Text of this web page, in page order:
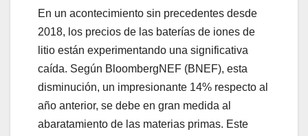
En un acontecimiento sin precedentes desde
2018, los precios de las baterías de iones de
litio están experimentando una significativa
caída. Según BloombergNEF (BNEF), esta
disminución, un impresionante 14% respecto al
año anterior, se debe en gran medida al
abaratamiento de las materias primas. Este